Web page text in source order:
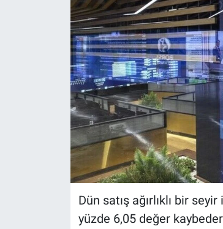
Dün satış ağırlıklı bir
yüzde 6,05 değer